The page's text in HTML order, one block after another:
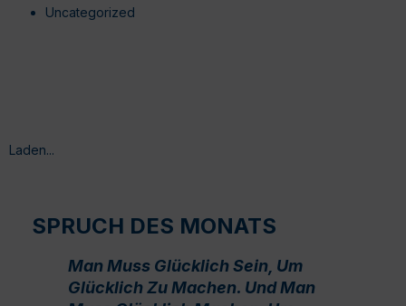
Uncategorized
Laden...
SPRUCH DES MONATS
Man Muss Glücklich Sein, Um
Glücklich Zu Machen. Und Man